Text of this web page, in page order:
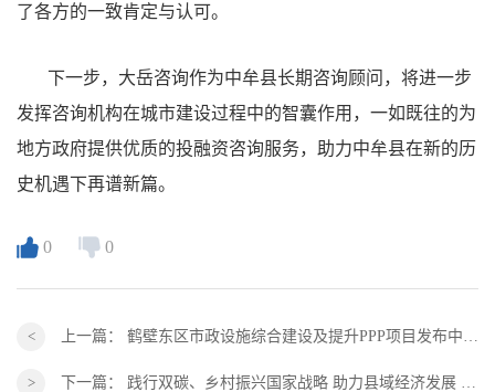
了各方的一致肯定与认可。
下一步，大岳咨询作为中牟县长期咨询顾问，将进一步
发挥咨询机构在城市建设过程中的智囊作用，一如既往的为
地方政府提供优质的投融资咨询服务，助力中牟县在新的历
史机遇下再谱新篇。
0 0
上一篇： 鹤壁东区市政设施综合建设及提升PPP项目发布中标公告
下一篇： 践行双碳、乡村振兴国家战略 助力县域经济发展 ——大岳咨询与国家电力投资集团商业模式创新中心签订战略合作协议